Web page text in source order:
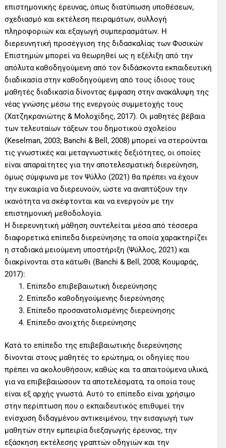
επιστημονικής έρευνας, όπως διατύπωση υποθέσεων,
σχεδιασμό και εκτέλεση πειραμάτων, συλλογή
πληροφοριών και εξαγωγή συμπερασμάτων. Η
διερευνητική προσέγγιση της διδασκαλίας των Φυσικών
Επιστημών μπορεί να θεωρηθεί ως η εξέλιξη από την
απόλυτα καθοδηγούμενη από τον διδάσκοντα εκπαιδευτική
διαδικασία στην καθοδηγούμενη από τους ίδιους τους
μαθητές διαδικασία δίνοντας έμφαση στην ανακάλυψη της
νέας γνώσης μέσω της ενεργούς συμμετοχής τους
(Χατζηκρανιώτης & Μολοχίδης, 2017). Οι μαθητές βέβαια
των τελευταίων τάξεων του δημοτικού σχολείου
(Keselman, 2003; Banchi & Bell, 2008) μπορεί να στερούνται
τις γνωστικές και μεταγνωστικές δεξιότητες, οι οποίες
είναι απαραίτητες για την αποτελεσματική διερεύνηση,
όμως σύμφωνα με τον Ψύλλο (2021) θα πρέπει να έχουν
την ευκαιρία να διερευνούν, ώστε να αναπτύξουν την
ικανότητα να σκέφτονται και να ενεργούν με την
επιστημονική μεθοδολογία.
Η διερευνητική μάθηση συντελείται μέσα από τέσσερα
διαφορετικά επίπεδα διερεύνησης τα οποία χαρακτηρίζει
η σταδιακά μειούμενη υποστήριξη (Ψύλλος, 2021) και
διακρίνονται στα κάτωθι (Banchi & Bell, 2008; Κουμαράς,
2017):
Επίπεδο επιβεβαιωτική διερεύνησης
Επίπεδο καθοδηγούμενης διερεύνησης
Επίπεδο προσανατολισμένης διερεύνησης
Επίπεδο ανοιχτής διερεύνησης
Κατά το επίπεδο της επιβεβαιωτικής διερεύνησης
δίνονται στους μαθητές το ερώτημα, οι οδηγίες που
πρέπει να ακολουθήσουν, καθώς και τα απαιτούμενα υλικά,
για να επιβεβαιώσουν τα αποτελέσματα, τα οποία τους
είναι εξ αρχής γνωστά. Αυτό το επίπεδο είναι χρήσιμο
στην περίπτωση που ο εκπαιδευτικός επιθυμεί την
ενίσχυση διδαγμένου αντικειμένου, την εισαγωγή των
μαθητών στην εμπειρία διεξαγωγής έρευνας, την
εξάσκηση εκτέλεσης γραπτών οδηγιών και την